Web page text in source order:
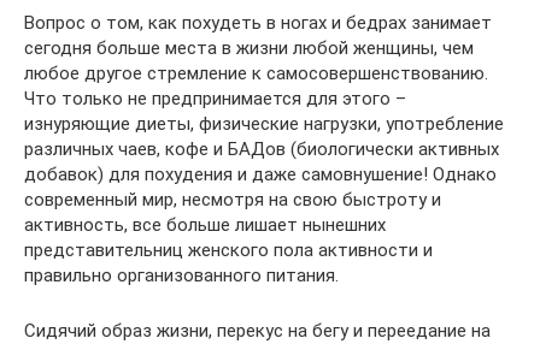
Вопрос о том, как похудеть в ногах и бедрах занимает
сегодня больше места в жизни любой женщины, чем
любое другое стремление к самосовершенствованию.
Что только не предпринимается для этого –
изнуряющие диеты, физические нагрузки, употребление
различных чаев, кофе и БАДов (биологически активных
добавок) для похудения и даже самовнушение! Однако
современный мир, несмотря на свою быстроту и
активность, все больше лишает нынешних
представительниц женского пола активности и
правильно организованного питания.
Сидячий образ жизни, перекус на бегу и переедание на